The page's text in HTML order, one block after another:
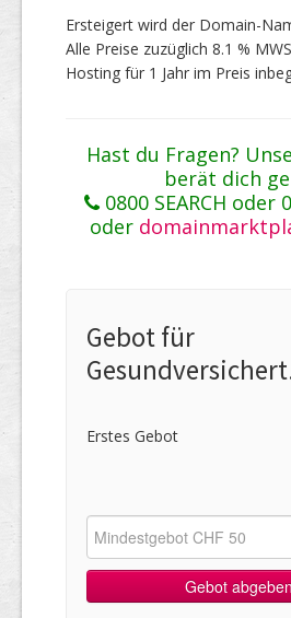
Ersteigert wird der Domain-
Alle Preise zuzüglich 8.1 %
Hosting für 1 Jahr im Preis
Hast du Fragen?
berät dich
0800 SEARCH oder
oder
Gebot für
Erstes Gebot